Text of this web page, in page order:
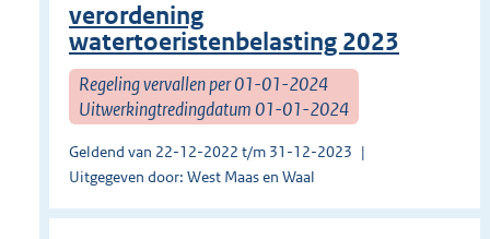
verordening
watertoeristenbelasting 2023
Regeling vervallen per 01-01-2024
Uitwerkingtredingdatum 01-01-2024
Geldend van 22-12-2022 t/m 31-12-2023
Uitgegeven door: West Maas en Waal